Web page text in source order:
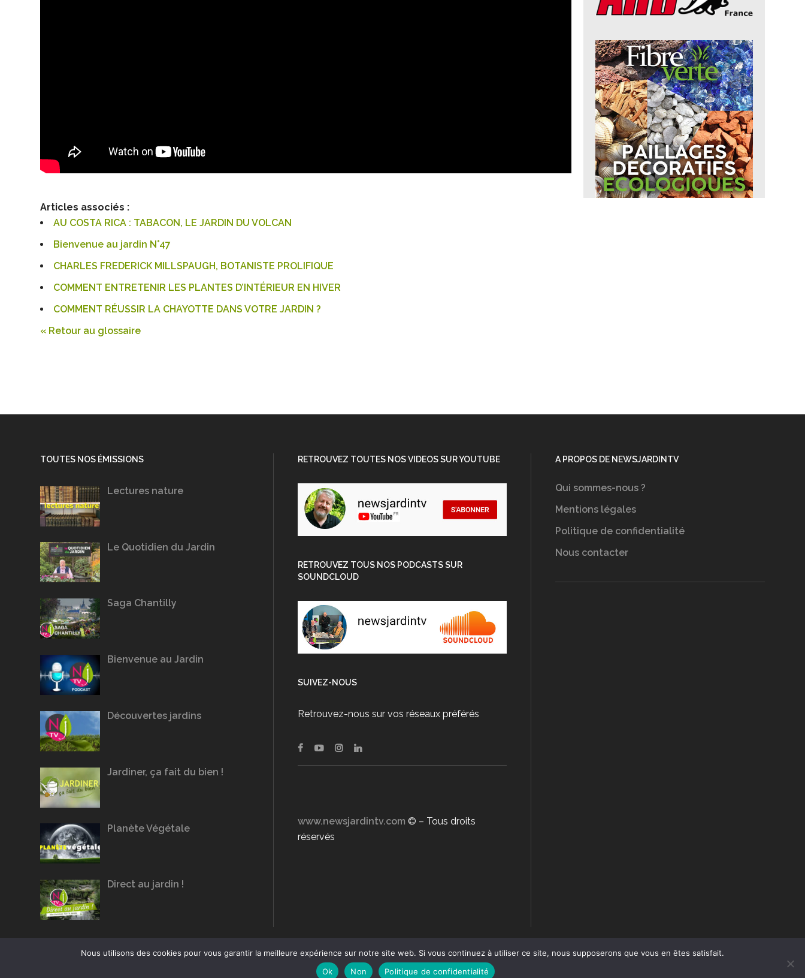
Articles associés :
AU COSTA RICA : TABACON, LE JARDIN DU VOLCAN
Bienvenue au jardin N°47
CHARLES FREDERICK MILLSPAUGH, BOTANISTE PROLIFIQUE
COMMENT ENTRETENIR LES PLANTES D’INTÉRIEUR EN HIVER
COMMENT RÉUSSIR LA CHAYOTTE DANS VOTRE JARDIN ?
« Retour au glossaire
TOUTES NOS ÉMISSIONS
Lectures nature
Le Quotidien du Jardin
Saga Chantilly
Bienvenue au Jardin
Découvertes jardins
Jardiner, ça fait du bien !
Planète Végétale
Direct au jardin !
RETROUVEZ TOUTES NOS VIDEOS SUR YOUTUBE
RETROUVEZ TOUS NOS PODCASTS SUR
SOUNDCLOUD
SUIVEZ-NOUS
Retrouvez-nous sur vos réseaux préférés
www.newsjardintv.com © – Tous droits
réservés
A PROPOS DE NEWSJARDINTV
Qui sommes-nous ?
Mentions légales
Politique de confidentialité
Nous contacter
Nous utilisons des cookies pour vous garantir la meilleure expérience sur notre site web. Si vous continuez à utiliser ce site, nous supposerons que vous en êtes satisfait.
Ok
Non Politique de confidentialité